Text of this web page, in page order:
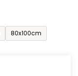
80x100cm